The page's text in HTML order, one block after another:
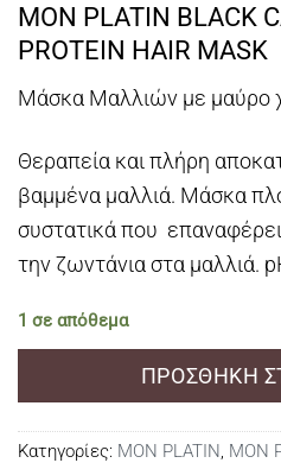
MON PLATIN BLACK
PROTEIN HAIR MASK
Μάσκα Μαλλιών με μαύρο
Θεραπεία και πλήρη
βαμμένα μαλλιά. Μάσκα
συστατικά που
την ζωντάνια στα μαλλιά.
1 σε απόθεμα
ΠΡΟΣΘΉΚΗ
Κατηγορίες: MON PLATIN, MON